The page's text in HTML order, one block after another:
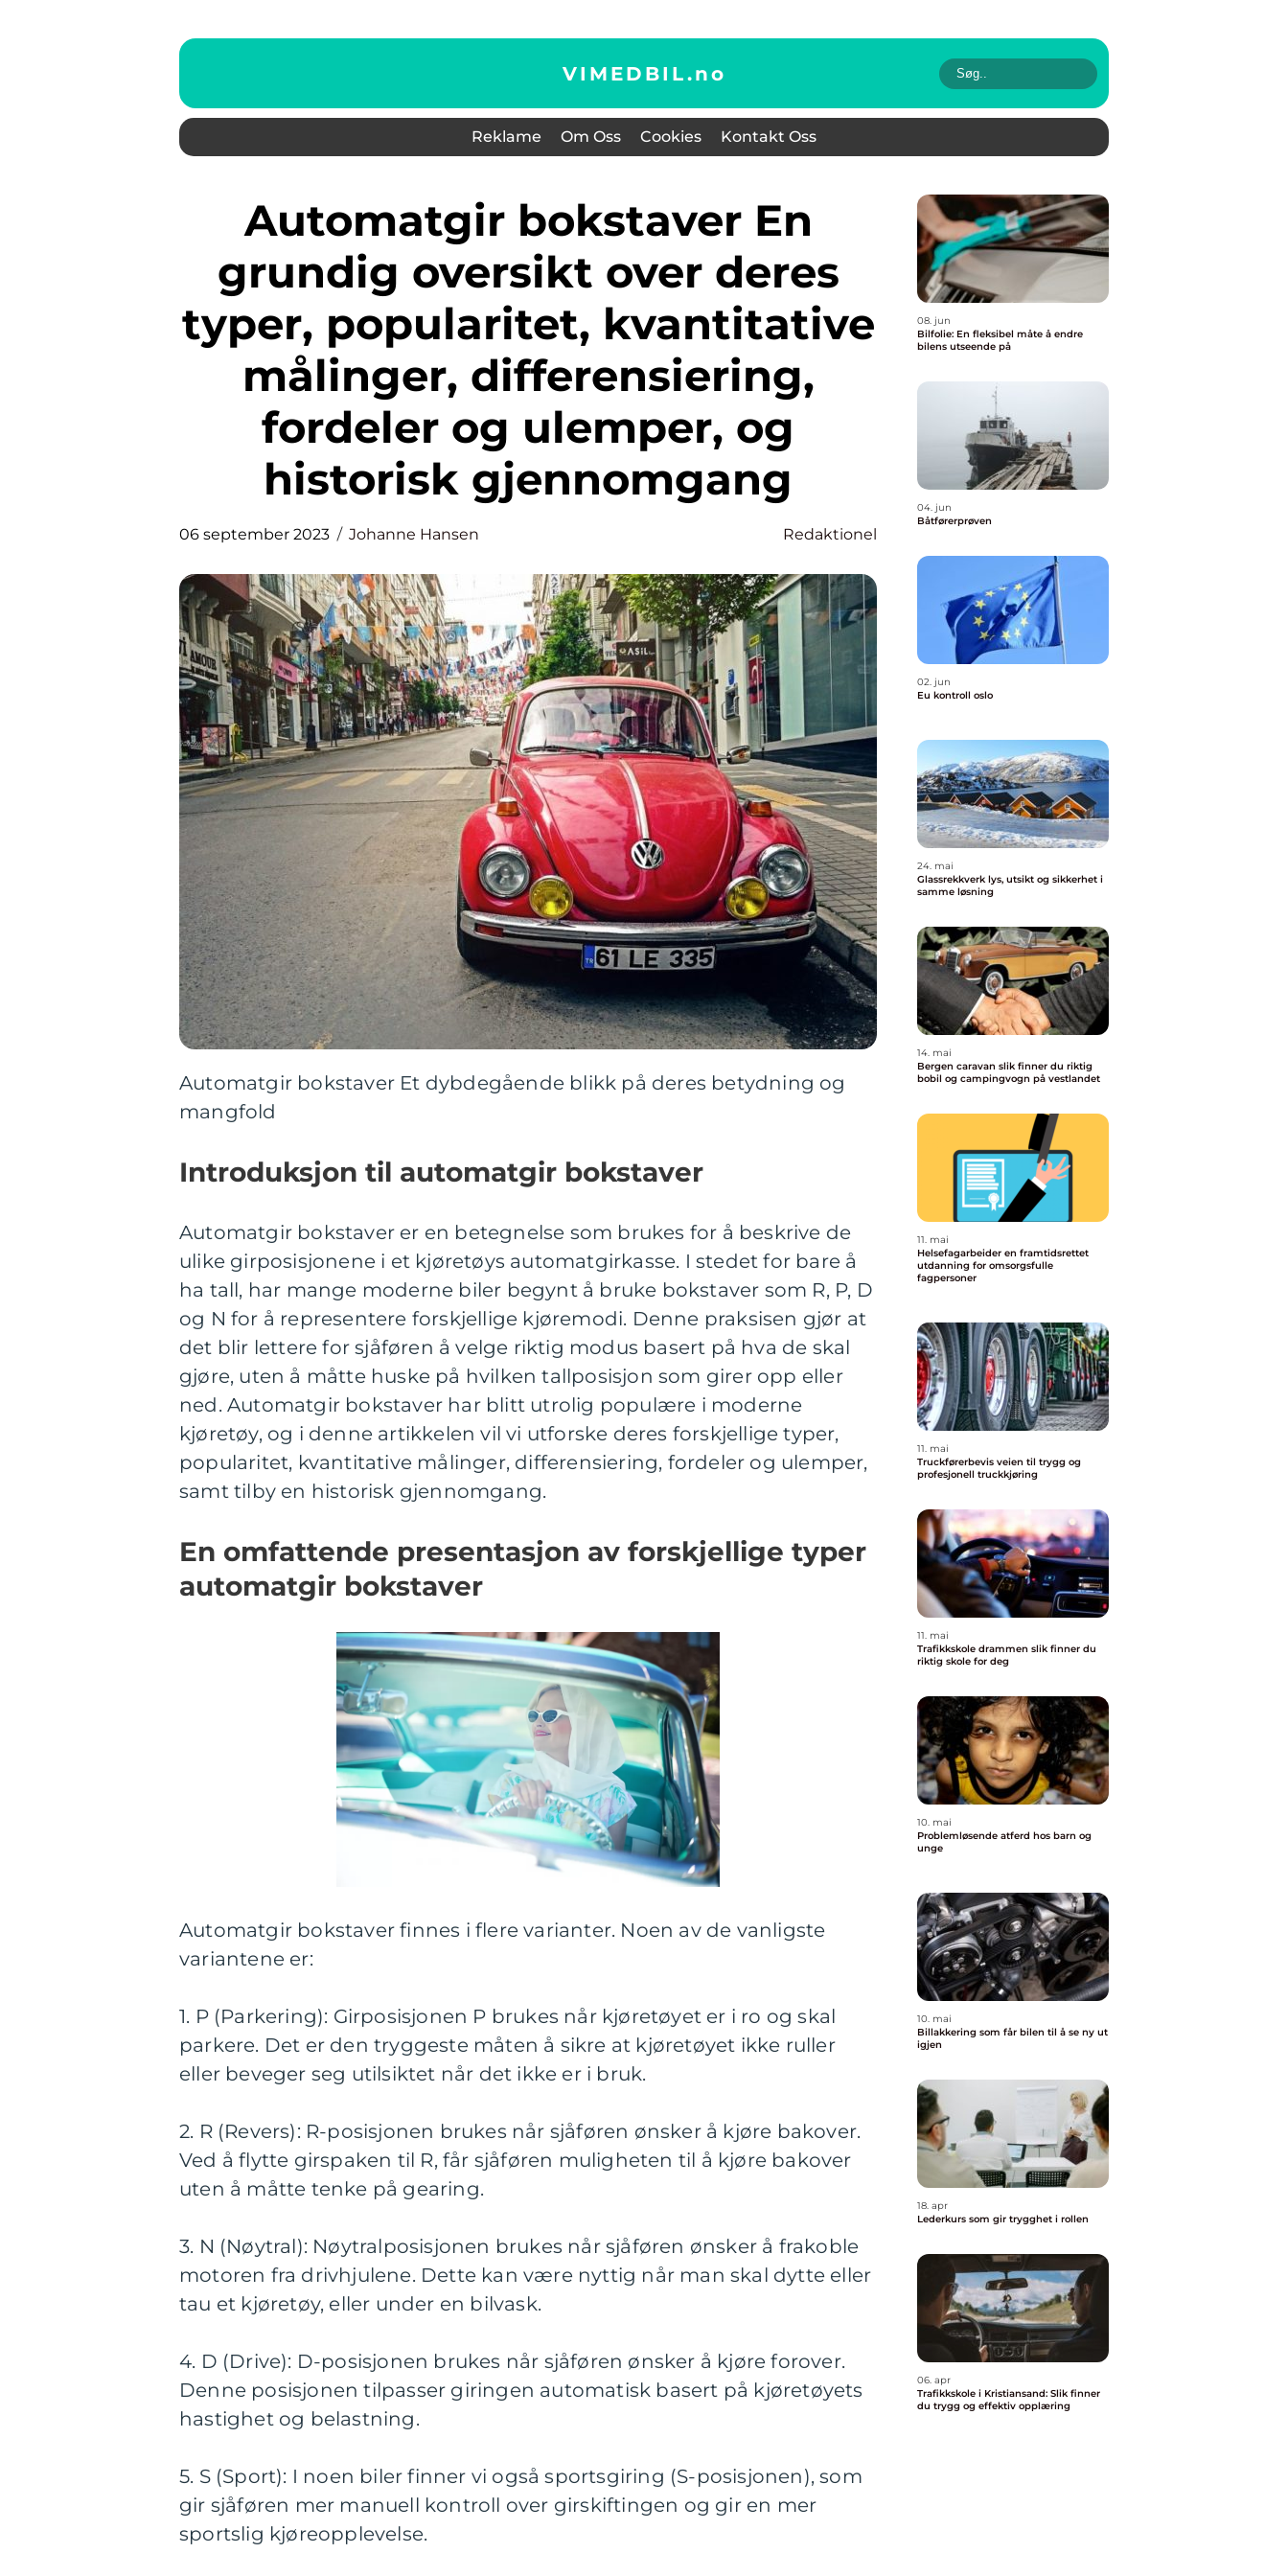
VIMEDBIL.no
Reklame Om Oss Cookies Kontakt Oss
Automatgir bokstaver En
grundig oversikt over deres
typer, popularitet, kvantitative
målinger, differensiering,
fordeler og ulemper, og
historisk gjennomgang
06 september 2023 Johanne Hansen Redaktionel
Automatgir bokstaver Et dybdegående blikk på deres betydning og
mangfold
Introduksjon til automatgir bokstaver
Automatgir bokstaver er en betegnelse som brukes for å beskrive de
ulike girposisjonene i et kjøretøys automatgirkasse. I stedet for bare å
ha tall, har mange moderne biler begynt å bruke bokstaver som R, P, D
og N for å representere forskjellige kjøremodi. Denne praksisen gjør at
det blir lettere for sjåføren å velge riktig modus basert på hva de skal
gjøre, uten å måtte huske på hvilken tallposisjon som girer opp eller
ned. Automatgir bokstaver har blitt utrolig populære i moderne
kjøretøy, og i denne artikkelen vil vi utforske deres forskjellige typer,
popularitet, kvantitative målinger, differensiering, fordeler og ulemper,
samt tilby en historisk gjennomgang.
En omfattende presentasjon av forskjellige typer
automatgir bokstaver
Automatgir bokstaver finnes i flere varianter. Noen av de vanligste
variantene er:
1. P (Parkering): Girposisjonen P brukes når kjøretøyet er i ro og skal
parkere. Det er den tryggeste måten å sikre at kjøretøyet ikke ruller
eller beveger seg utilsiktet når det ikke er i bruk.
2. R (Revers): R-posisjonen brukes når sjåføren ønsker å kjøre bakover.
Ved å flytte girspaken til R, får sjåføren muligheten til å kjøre bakover
uten å måtte tenke på gearing.
3. N (Nøytral): Nøytralposisjonen brukes når sjåføren ønsker å frakoble
motoren fra drivhjulene. Dette kan være nyttig når man skal dytte eller
tau et kjøretøy, eller under en bilvask.
4. D (Drive): D-posisjonen brukes når sjåføren ønsker å kjøre forover.
Denne posisjonen tilpasser giringen automatisk basert på kjøretøyets
hastighet og belastning.
5. S (Sport): I noen biler finner vi også sportsgiring (S-posisjonen), som
gir sjåføren mer manuell kontroll over girskiftingen og gir en mer
sportslig kjøreopplevelse.
08. jun
Bilfolie: En fleksibel måte å endre
bilens utseende på
04. jun
Båtførerprøven
02. jun
Eu kontroll oslo
24. mai
Glassrekkverk lys, utsikt og sikkerhet i
samme løsning
14. mai
Bergen caravan slik finner du riktig
bobil og campingvogn på vestlandet
11. mai
Helsefagarbeider en framtidsrettet
utdanning for omsorgsfulle
fagpersoner
11. mai
Truckførerbevis veien til trygg og
profesjonell truckkjøring
11. mai
Trafikkskole drammen slik finner du
riktig skole for deg
10. mai
Problemløsende atferd hos barn og
unge
10. mai
Billakkering som får bilen til å se ny ut
igjen
18. apr
Lederkurs som gir trygghet i rollen
06. apr
Trafikkskole i Kristiansand: Slik finner
du trygg og effektiv opplæring